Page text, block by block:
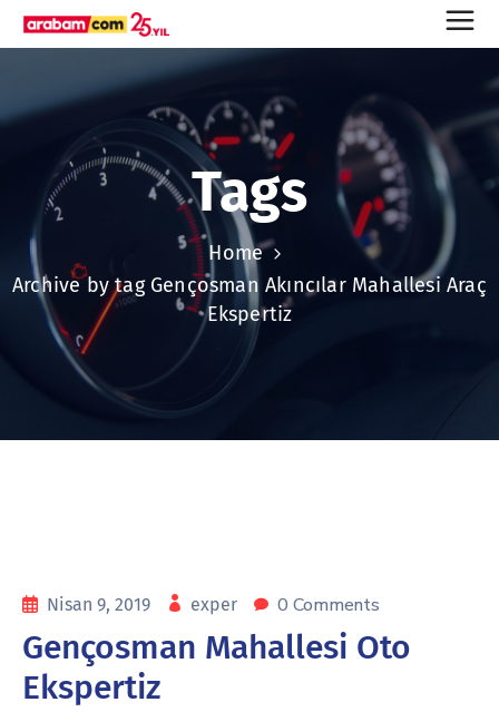
Tags
Home
Archive by tag Gençosman Akıncılar Mahallesi Araç
Ekspertiz
Nisan 9, 2019 exper 0 Comments
Gençosman Mahallesi Oto
Ekspertiz